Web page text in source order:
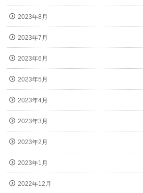
2023年8月
2023年7月
2023年6月
2023年5月
2023年4月
2023年3月
2023年2月
2023年1月
2022年12月